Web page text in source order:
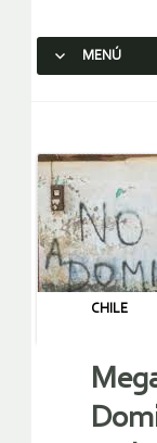
MENÚ
CHILE